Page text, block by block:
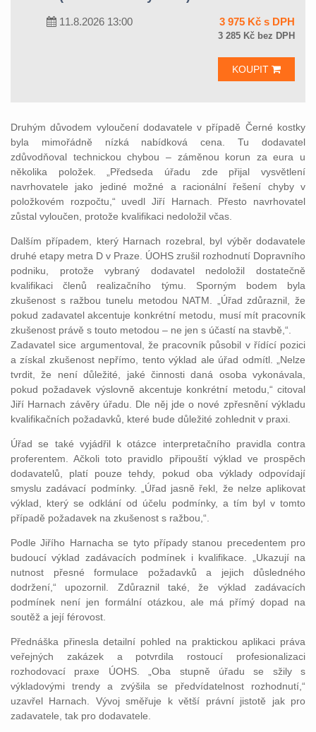
11.8.2026 13:00 3 975 Kč s DPH
3 285 Kč bez DPH
KOUPIT
Druhým důvodem vyloučení dodavatele v případě Černé kostky
byla mimořádně nízká nabídková cena. Tu dodavatel
zdůvodňoval technickou chybou – záměnou korun za eura u
několika položek. „Předseda úřadu zde přijal vysvětlení
navrhovatele jako jediné možné a racionální řešení chyby v
položkovém rozpočtu,“ uvedl Jiří Harnach. Přesto navrhovatel
zůstal vyloučen, protože kvalifikaci nedoložil včas.
Dalším případem, který Harnach rozebral, byl výběr dodavatele
druhé etapy metra D v Praze. ÚOHS zrušil rozhodnutí Dopravního
podniku, protože vybraný dodavatel nedoložil dostatečně
kvalifikaci členů realizačního týmu. Sporným bodem byla
zkušenost s ražbou tunelu metodou NATM. „Úřad zdůraznil, že
pokud zadavatel akcentuje konkrétní metodu, musí mít pracovník
zkušenost právě s touto metodou – ne jen s účastí na stavbě,“.
Zadavatel sice argumentoval, že pracovník působil v řídící pozici
a získal zkušenost nepřímo, tento výklad ale úřad odmítl. „Nelze
tvrdit, že není důležité, jaké činnosti daná osoba vykonávala,
pokud požadavek výslovně akcentuje konkrétní metodu,“ citoval
Jiří Harnach závěry úřadu. Dle něj jde o nové zpřesnění výkladu
kvalifikačních požadavků, které bude důležité zohlednit v praxi.
Úřad se také vyjádřil k otázce interpretačního pravidla contra
proferentem. Ačkoli toto pravidlo připouští výklad ve prospěch
dodavatelů, platí pouze tehdy, pokud oba výklady odpovídají
smyslu zadávací podmínky. „Úřad jasně řekl, že nelze aplikovat
výklad, který se odklání od účelu podmínky, a tím byl v tomto
případě požadavek na zkušenost s ražbou,“.
Podle Jiřího Harnacha se tyto případy stanou precedentem pro
budoucí výklad zadávacích podmínek i kvalifikace. „Ukazují na
nutnost přesné formulace požadavků a jejich důsledného
dodržení,“ upozornil. Zdůraznil také, že výklad zadávacích
podmínek není jen formální otázkou, ale má přímý dopad na
soutěž a její férovost.
Přednáška přinesla detailní pohled na praktickou aplikaci práva
veřejných zakázek a potvrdila rostoucí profesionalizaci
rozhodovací praxe ÚOHS. „Oba stupně úřadu se sžily s
výkladovými trendy a zvýšila se předvídatelnost rozhodnutí,“
uzavřel Harnach. Vývoj směřuje k větší právní jistotě jak pro
zadavatele, tak pro dodavatele.